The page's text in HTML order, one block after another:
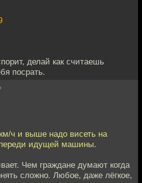
делай как считаешь
посрать.
ч и выше надо висеть на
идущей машины.
Чем граждане думают когда
сложно. Любое, даже лёгкое,